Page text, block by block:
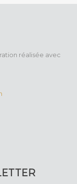
réalisée avec